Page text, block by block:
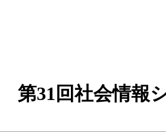
第31回社会情報